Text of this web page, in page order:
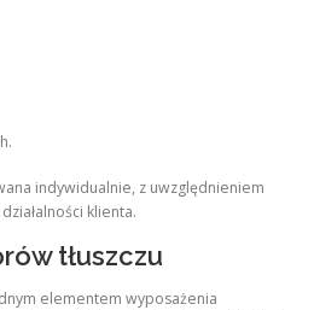
indywidualnie, z uwzględnieniem
klienta.
tłuszczu
elementem wyposażenia